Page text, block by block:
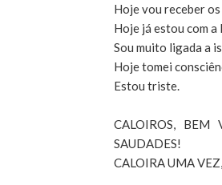
Hoje vou receber
Hoje já estou com
Sou muito ligada a
Hoje tomei
Estou triste.
CALOIROS, BEM
SAUDADES!
CALOIRA UMA